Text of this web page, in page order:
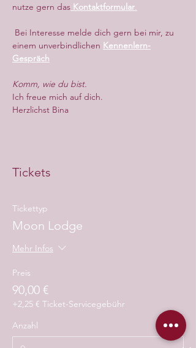
nutze gern das Kontaktformular.
Bei Interesse melde dich gern bei mir, zu
einem unverbindlichen Kennenlern-
Gespräch
Komm, wie du bist.
Ich freue mich auf dich.
Herzlichst Bina
Tickets
Tickettyp
Moon Lodge
Mehr Infos
Preis
90,00 €
+2,25 € Ticket-Servicegebühr
Anzahl